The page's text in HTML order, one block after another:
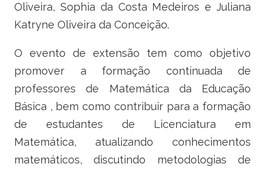
Oliveira, Sophia da Costa Medeiros e Juliana
Katryne Oliveira da Conceição.
O evento de extensão tem como objetivo
promover a formação continuada de
professores de Matemática da Educação
Básica , bem como contribuir para a formação
de estudantes de Licenciatura em
Matemática, atualizando conhecimentos
matemáticos, discutindo metodologias de